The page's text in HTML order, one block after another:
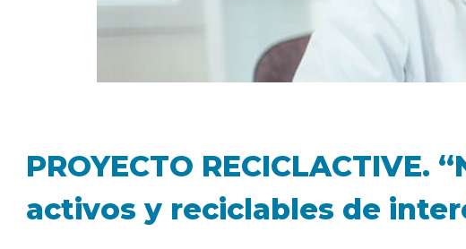
PROYECTO
activos y reciclables de